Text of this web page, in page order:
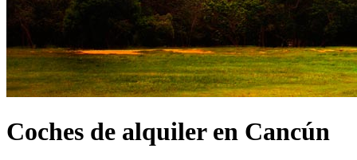
Coches de alquiler en Cancún